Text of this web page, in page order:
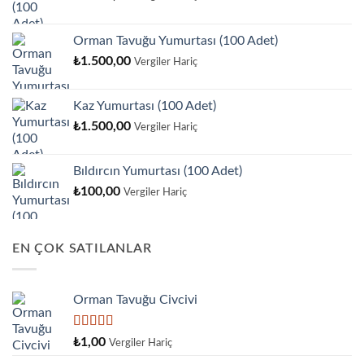
Orman Tavuğu Yumurtası (100 Adet)
₺1.500,00 Vergiler Hariç
Kaz Yumurtası (100 Adet)
₺1.500,00 Vergiler Hariç
Bıldırcın Yumurtası (100 Adet)
₺100,00 Vergiler Hariç
EN ÇOK SATILANLAR
Orman Tavuğu Civcivi
5 üzerinden
₺1,00 Vergiler Hariç